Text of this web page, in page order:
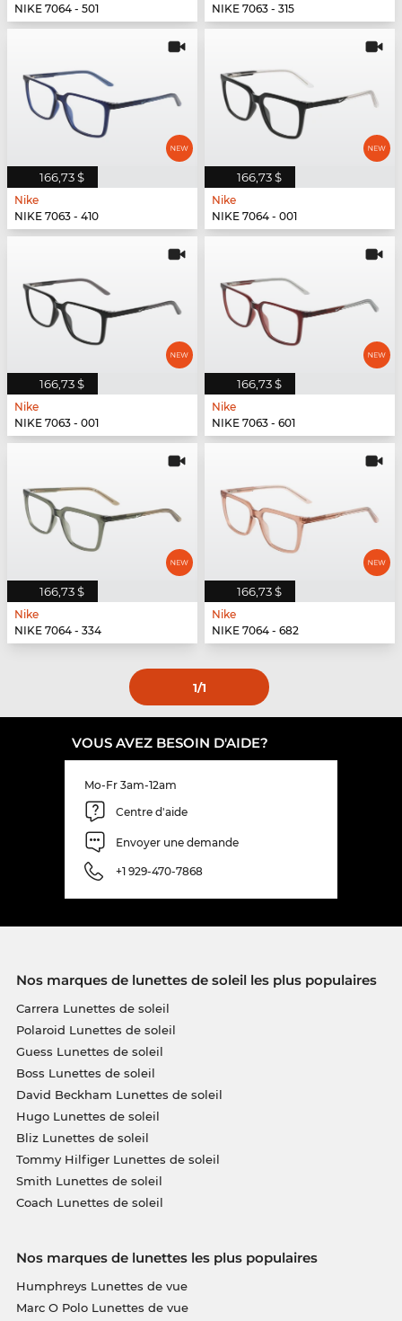
NIKE 7064 - 501
NIKE 7063 - 315
166,73 $
Nike
NIKE 7063 - 410
166,73 $
Nike
NIKE 7064 - 001
166,73 $
Nike
NIKE 7063 - 001
166,73 $
Nike
NIKE 7063 - 601
166,73 $
Nike
NIKE 7064 - 334
166,73 $
Nike
NIKE 7064 - 682
1/1
VOUS AVEZ BESOIN D'AIDE?
Mo-Fr 3am-12am
Centre d'aide
Envoyer une demande
+1 929-470-7868
Nos marques de lunettes de soleil les plus populaires
Carrera Lunettes de soleil
Polaroid Lunettes de soleil
Guess Lunettes de soleil
Boss Lunettes de soleil
David Beckham Lunettes de soleil
Hugo Lunettes de soleil
Bliz Lunettes de soleil
Tommy Hilfiger Lunettes de soleil
Smith Lunettes de soleil
Coach Lunettes de soleil
Nos marques de lunettes les plus populaires
Humphreys Lunettes de vue
Marc O Polo Lunettes de vue